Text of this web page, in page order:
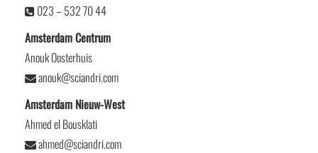
023 – 532 70 44
Amsterdam Centrum
Anouk Oosterhuis
anouk@sciandri.com
Amsterdam Nieuw-West
Ahmed el Bousklati
ahmed@sciandri.com